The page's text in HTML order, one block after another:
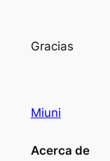
Gracias
Miuni
Acerca de